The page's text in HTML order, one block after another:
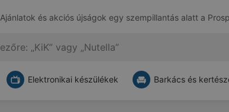
Ajánlatok és akciós újságok egy szempillantás alatt a
Elektronikai készülékek Barkács és